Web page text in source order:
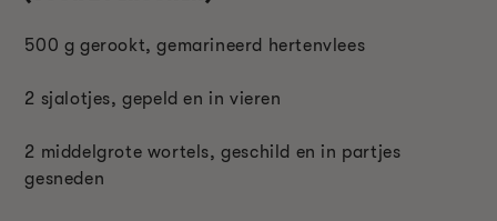
500 g gerookt, gemarineerd hertenvlees
2 sjalotjes, gepeld en in vieren
2 middelgrote wortels, geschild en in partjes
gesneden